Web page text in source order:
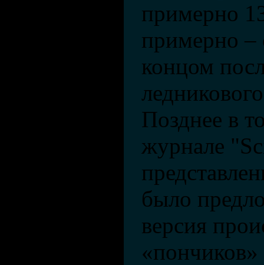
примерно
примерно –
концом
Позднее в
журнале
было
версия